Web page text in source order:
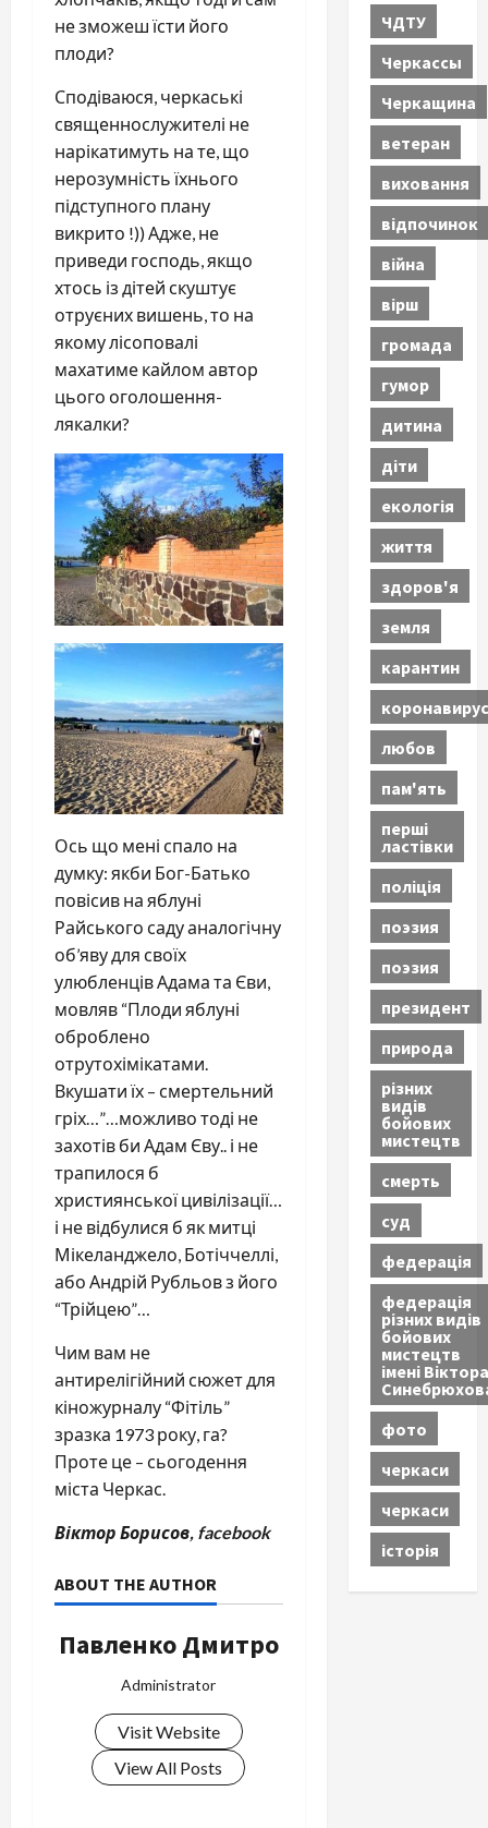
не зможеш їсти його
плоди?
Сподіваюся, черкаські
священнослужителі не
нарікатимуть на те, що
нерозумність їхнього
підступного плану
викрито !)) Адже, не
приведи господь, якщо
хтось із дітей скуштує
отруєних вишень, то на
якому лісоповалі
махатиме кайлом автор
цього оголошення-
лякалки?
Ось що мені спало на
думку: якби Бог-Батько
повісив на яблуні
Райського саду аналогічну
об’яву для своїх
улюбленців Адама та Єви,
мовляв “Плоди яблуні
оброблено
отрутохімікатами.
Вкушати їх – смертельний
гріх…”…можливо тоді не
захотів би Адам Єву.. і не
трапилося б
християнської цивілізації…
і не відбулися б як митці
Мікеланджело, Ботіччеллі,
або Андрій Рубльов з його
“Трійцею”…
Чим вам не
антирелігійний сюжет для
кіножурналу “Фітіль”
зразка 1973 року, га?
Проте це – сьогодення
міста Черкас.
Віктор Борисов, facebook
ABOUT THE AUTHOR
Павленко Дмитро
Administrator
Visit Website
View All Posts
ЧДТУ
Черкассы
Черкащина
ветеран
виховання
відпочинок
війна
вірш
громада
гумор
дитина
діти
екологія
життя
здоров'я
земля
карантин
коронавирус
любов
пам'ять
перші
ластівки
поліція
поэзия
поэзия
президент
природа
різних
видів
бойових
мистецтв
смерть
суд
федерація
федерація
різних видів
бойових
мистецтв
імені Віктора
фото
черкаси
черкаси
історія